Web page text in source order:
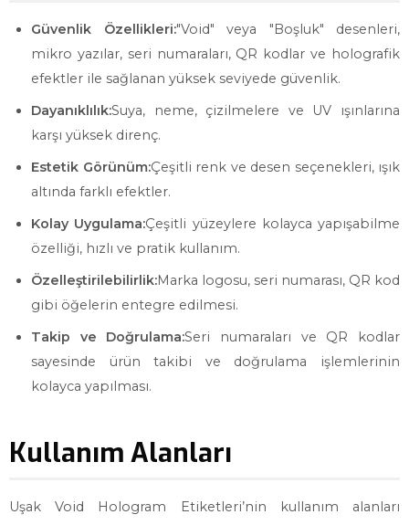
Güvenlik Özellikleri:"Void" veya "Boşluk" desenleri,
mikro yazılar, seri numaraları, QR kodlar ve holografik
efektler ile sağlanan yüksek seviyede güvenlik.
Dayanıklılık:Suya, neme, çizilmelere ve UV ışınlarına
karşı yüksek direnç.
Estetik Görünüm:Çeşitli renk ve desen seçenekleri, ışık
altında farklı efektler.
Kolay Uygulama:Çeşitli yüzeylere kolayca yapışabilme
özelliği, hızlı ve pratik kullanım.
Özelleştirilebilirlik:Marka logosu, seri numarası, QR kod
gibi öğelerin entegre edilmesi.
Takip ve Doğrulama:Seri numaraları ve QR kodlar
sayesinde ürün takibi ve doğrulama işlemlerinin
kolayca yapılması.
Kullanım Alanları
Uşak Void Hologram Etiketleri’nin kullanım alanları